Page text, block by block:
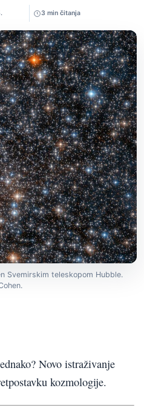
3 min čitanja
Svemirskim teleskopom Hubble.
Novo istraživanje
kozmologije.